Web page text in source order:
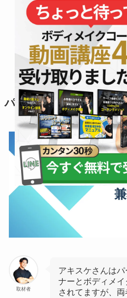
ギーやパッションに、す
されたんです。
オフラインで実際に会う
わってくるものがありま
パーソナルトレーナーと
取材者
アキスケさんは
ナーとボディメ
されてますが、